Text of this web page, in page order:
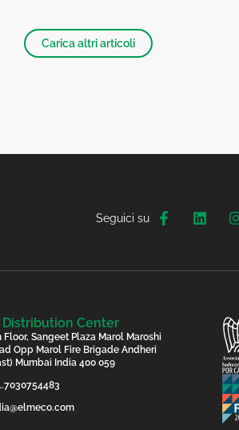
Carica altri articoli
Seguici su
Distribution Center
Floor, Sangeet Plaza Marol Maroshi
Opp Marol Fire Brigade Andheri
Mumbai India 400 059